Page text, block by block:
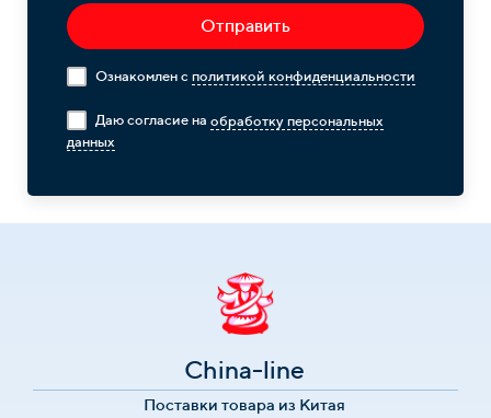
Отправить
Ознакомлен с политикой конфиденциальности
Даю согласие на обработку персональных
данных
China-line
Поставки товара из Китая